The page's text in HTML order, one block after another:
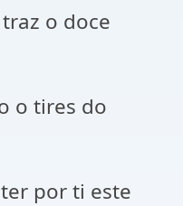
o doce
o tires do
por ti este